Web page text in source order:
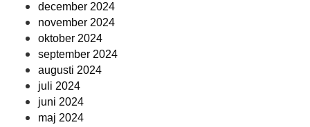
december 2024
november 2024
oktober 2024
september 2024
augusti 2024
juli 2024
juni 2024
maj 2024